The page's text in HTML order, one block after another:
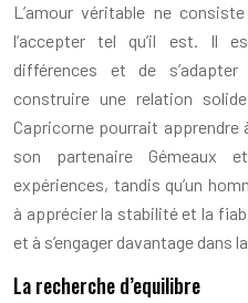
L’amour véritable ne
l’accepter tel qu’il est. Il
différences et de
construire une relation
Capricorne pourrait
son partenaire Gémeaux
expériences, tandis qu’un
à apprécier la stabilité et la
et à s’engager davantage dans
La recherche d’equilibre